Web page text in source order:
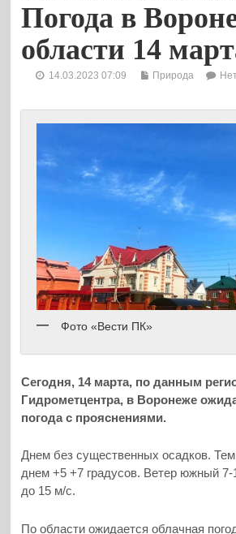
Погода в
области 14
14.03.2023 07:09 Природа
Фото «Вести ПК»
Сегодня, 14 марта, по данным
Гидрометцентра, в Воронеже
погода с прояснениями.
Днем без существенных осадков.
днем +5 +7 градусов. Ветер южный
до 15 м/с.
По области ожидается облачная